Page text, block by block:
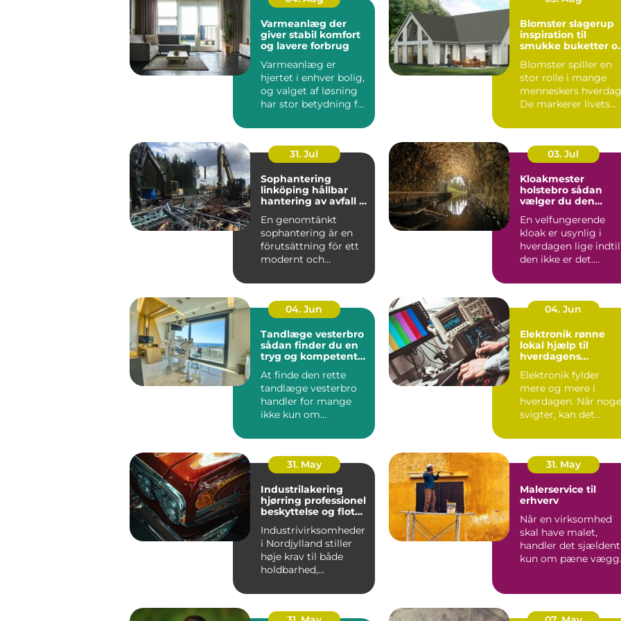
Varmeanlæg der
giver stabil komfort
og lavere forbrug
Varmeanlæg er
hjertet i enhver bolig,
og valget af løsning
har stor betydning for
Blomster slagerup
inspiration til
smukke buketter
arrangementer
Blomster spiller en
stor rolle i mange
menneskers
De markerer livets
skabe...
31. Jul
Sophantering
linköping hållbar
hantering av avfall i
En genomtänkt
sophantering är en
förutsättning för ett
modernt och
I en växande...
03. Jul
Kloakmester
holstebro sådan
vælger du den
En velfungerende
kloak er usynlig i
hverdagen lige indtil
den ikke er det.
tilstoppede a...
04. Jun
Tandlæge vesterbro
sådan finder du en
tryg og kompetent
At finde den rette
tandlæge vesterbro
handler for mange
ikke kun om
Tryghed, ty...
04. Jun
Elektronik rønne
lokal hjælp til
hverdagens
Elektronik fylder
mere og mere i
hverdagen. Når
svigter, kan det
både arbejd...
31. May
Industrilakering
hjørring professionel
beskyttelse og flot
Industrivirksomheder
i Nordjylland stiller
høje krav til både
holdbarhed,
udseende. ...
31. May
Malerservice til
erhverv
Når en virksomhed
skal have malet,
handler det sjældent
kun om pæne